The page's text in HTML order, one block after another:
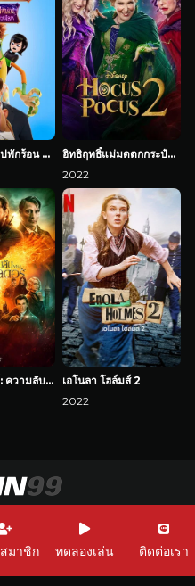
โรงแรมผี หนีไปพักร้อน 4: เปลี่ยนร่างไปป่วนโลก
อิทธิฤทธิ์แม่มดตกกระป๋อง 2
2022
สัตว์มหัศจรรย์: ความลับของดัมเบิลดอร์
เอโนลา โฮล์มส์ 2
2022
GCWin99 Casino
มาชิก ทดลองเล่น ติดต่อเรา